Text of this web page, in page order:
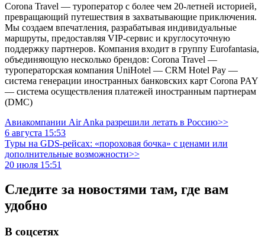
Corona Travel — туроператор с более чем 20-летней историей,
превращающий путешествия в захватывающие приключения.
Мы создаем впечатления, разрабатывая индивидуальные
маршруты, предоставляя VIP-сервис и круглосуточную
поддержку партнеров. Компания входит в группу Eurofantasia,
объединяющую несколько брендов: Corona Travel —
туроператорская компания UniHotel — CRM Hotel Pay —
система генерации иностранных банковских карт Corona PAY
— система осуществления платежей иностранным партнерам
(DMC)
Авиакомпании Air Anka разрешили летать в Россию>>
6 августа 15:53
Туры на GDS-рейсах: «пороховая бочка» с ценами или
дополнительные возможности>>
20 июля 15:51
Следите за новостями там, где вам
удобно
В соцсетях